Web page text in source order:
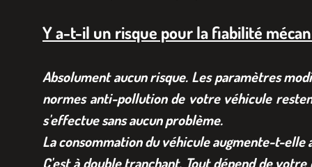
Y a-t-il un risque pour la fiabilité
Absolument aucun risque. Les paramètres
normes anti-pollution de votre véhicule
s'effectue sans aucun problème.
La consommation du véhicule augmente-t-elle
C'est à double tranchant. Tout dépend de